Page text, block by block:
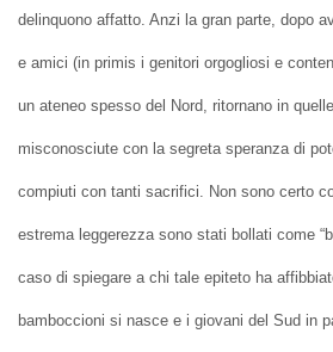
delinquono affatto. Anzi la gran parte, dopo
e amici (in primis i genitori orgogliosi e
un ateneo spesso del Nord, ritornano in
misconosciute con la segreta speranza di
compiuti con tanti sacrifici. Non sono certo
estrema leggerezza sono stati bollati come
caso di spiegare a chi tale epiteto ha
bamboccioni si nasce e i giovani del Sud in